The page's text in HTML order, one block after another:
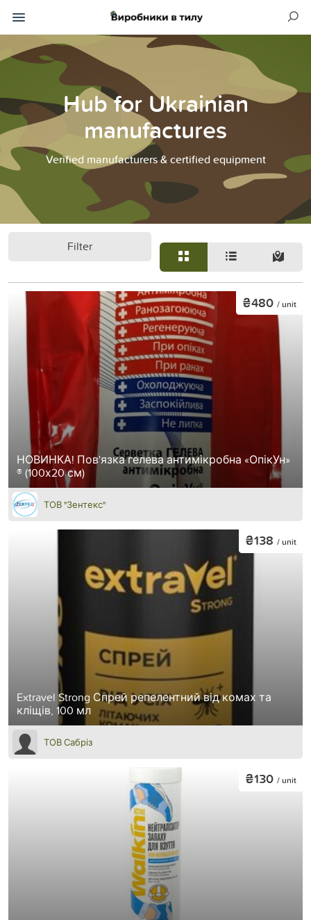
Hub for Ukrainian
manufactures
Verified manufacturers & certified equipment
Filter
НОВИНКА! Пов'язка гелева антимікробна «ОпікУн»
® (100х20 см)
₴480 / unit
ТОВ "Зентекс"
Extravel Strong Спрей репелентний від комах та
кліщів, 100 мл
₴138 / unit
ТОВ Сабріз
₴130 / unit